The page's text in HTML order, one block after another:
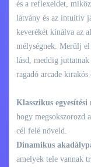
és a reflexeidet,
látvány és az intuitív
keverékét kínálva az
mélységnek. Merülj el
lásd, meddig juttatnak
ragadó arcade kirakós
Klasszikus
hogy megsokszorozd
cél felé növeld.
Dinamikus
amelyek tele vannak